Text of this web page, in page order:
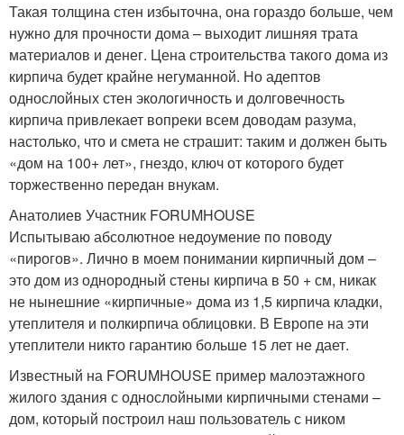
Такая толщина стен избыточна, она гораздо больше, чем
нужно для прочности дома – выходит лишняя трата
материалов и денег. Цена строительства такого дома из
кирпича будет крайне негуманной. Но адептов
однослойных стен экологичность и долговечность
кирпича привлекает вопреки всем доводам разума,
настолько, что и смета не страшит: таким и должен быть
«дом на 100+ лет», гнездо, ключ от которого будет
торжественно передан внукам.
Анатолиев Участник FORUMHOUSE
Испытываю абсолютное недоумение по поводу
«пирогов». Лично в моем понимании кирпичный дом –
это дом из однородный стены кирпича в 50 + см, никак
не нынешние «кирпичные» дома из 1,5 кирпича кладки,
утеплителя и полкирпича облицовки. В Европе на эти
утеплители никто гарантию больше 15 лет не дает.
Известный на FORUMHOUSE пример малоэтажного
жилого здания с однослойными кирпичными стенами –
дом, который построил наш пользователь с ником